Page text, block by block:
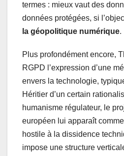
termes : mieux vaut des
données protégées, si
la géopolitique numérique.
Plus profondément encore,
RGPD l’expression d’une
envers la technologie,
Héritier d’un certain
humanisme régulateur, le
européen lui apparaît
hostile à la dissidence
impose une structure